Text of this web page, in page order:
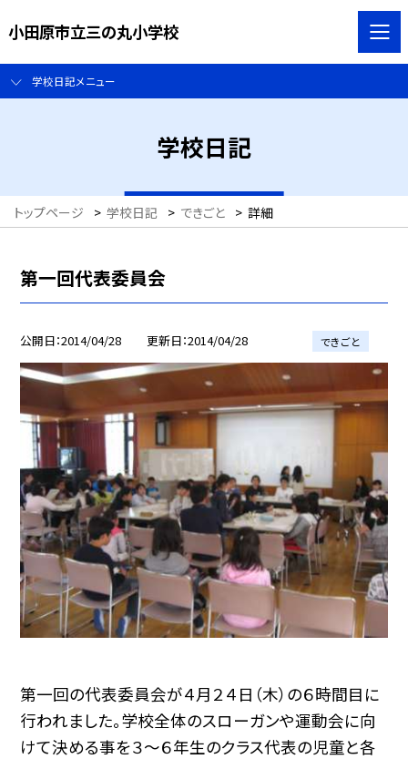
小田原市立三の丸小学校
学校日記メニュー
学校日記
トップページ > 学校日記 > できごと > 詳細
第一回代表委員会
公開日 2014/04/28 更新日 2014/04/28 できごと
第一回の代表委員会が４月２４日（木）の６時間目に
行われました。学校全体のスローガンや運動会に向
けて決める事を３〜６年生のクラス代表の児童と各